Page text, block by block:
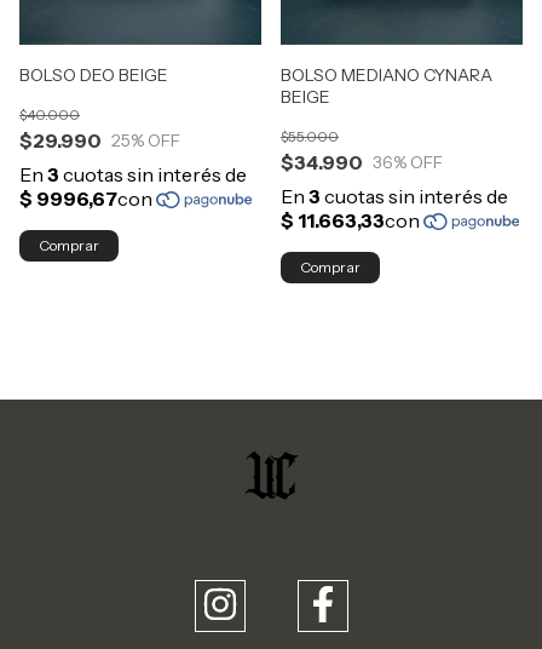
BOLSO DEO BEIGE
$29.990
$40.000
25% OFF
Comprar
BOLSO MEDIANO CYNARA
BEIGE
$34.990
$55.000
36% OFF
Comprar